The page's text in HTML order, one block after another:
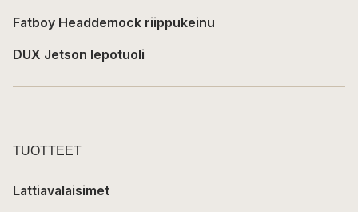
Fatboy Headdemock riippukeinu
DUX Jetson lepotuoli
TUOTTEET
Lattiavalaisimet